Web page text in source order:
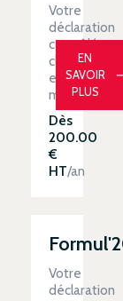
Votre
déclaration
contrôlée
clé
en
main
Dès
200.00
€
HT/an
EN
SAVOIR
PLUS
Votre
déclaration